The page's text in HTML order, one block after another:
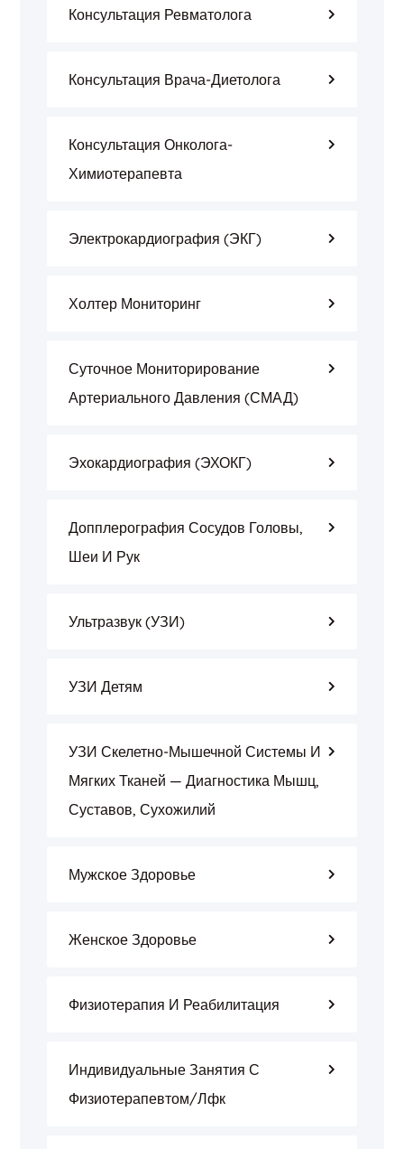
Консультация Ревматолога
Консультация Врача-Диетолога
Консультация Онколога-
Химиотерапевта
Электрокардиография (ЭКГ)
Холтер Мониторинг
Суточное Мониторирование
Артериального Давления (СМАД)
Эхокардиография (ЭХОКГ)
Допплерография Сосудов Головы,
Шеи И Рук
Ультразвук (УЗИ)
УЗИ Детям
УЗИ Скелетно-Мышечной Системы И
Мягких Тканей — Диагностика Мышц,
Суставов, Сухожилий
Мужское Здоровье
Женское Здоровье
Физиотерапия И Реабилитация
Индивидуальные Занятия С
Физиотерапевтом/лфк